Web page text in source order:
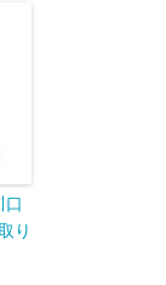
口
り